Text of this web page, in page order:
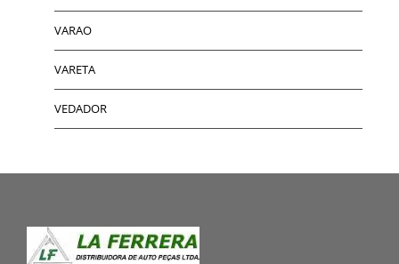
VARAO
VARETA
VEDADOR